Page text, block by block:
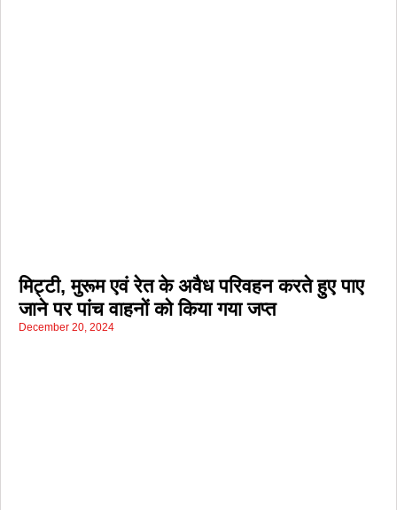
मिट्टी, मुरूम एवं रेत के अवैध परिवहन करते हुए पाए
जाने पर पांच वाहनों को किया गया जप्त
December 20, 2024